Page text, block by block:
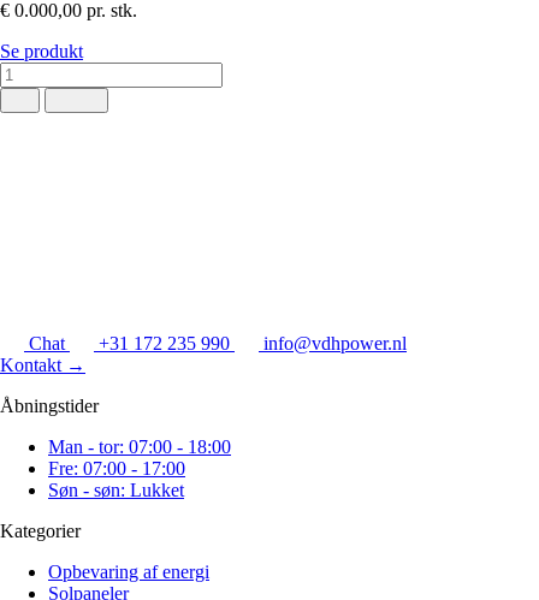
€ 0.000,00 pr. stk.
Se produkt
Chat +31 172 235 990
info@vdhpower.nl
Kontakt →
Åbningstider
Man - tor: 07:00 - 18:00
Fre: 07:00 - 17:00
Søn - søn: Lukket
Kategorier
Opbevaring af energi
Solpaneler